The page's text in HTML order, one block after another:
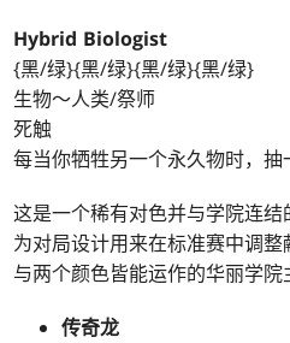
Hybrid Biologist
{黑/绿}{黑/绿}{黑/绿}{黑/绿}
生物～人类/祭师
死触
每当你牺牲另一个永久物时，抽
这是一个稀有对色并与学院连
为对局设计用来在标准赛中调
与两个颜色皆能运作的华丽学院
传奇龙